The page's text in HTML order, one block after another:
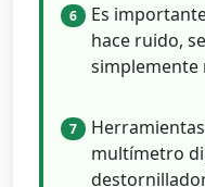
6
Es
hace ruido,
simplemente
7
multímetro